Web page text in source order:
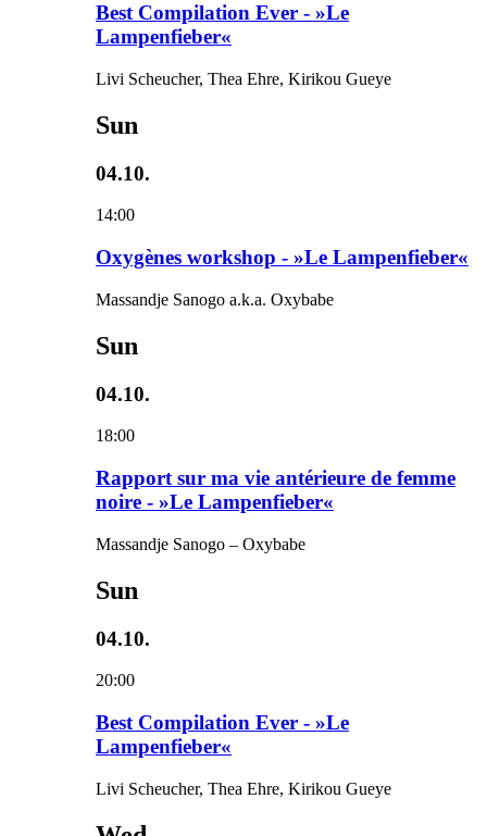
Best Compilation Ever - »Le
Lampenfieber«
Livi Scheucher, Thea Ehre, Kirikou Gueye
Sun
04.10.
14:00
Oxygènes workshop - »Le Lampenfieber«
Massandje Sanogo a.k.a. Oxybabe
Sun
04.10.
18:00
Rapport sur ma vie antérieure de femme
noire - »Le Lampenfieber«
Massandje Sanogo – Oxybabe
Sun
04.10.
20:00
Best Compilation Ever - »Le
Lampenfieber«
Livi Scheucher, Thea Ehre, Kirikou Gueye